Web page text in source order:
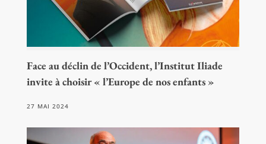
Face au déclin de l’Occident, l’Institut Iliade
invite à choisir « l’Europe de nos enfants »
27 MAI 2024